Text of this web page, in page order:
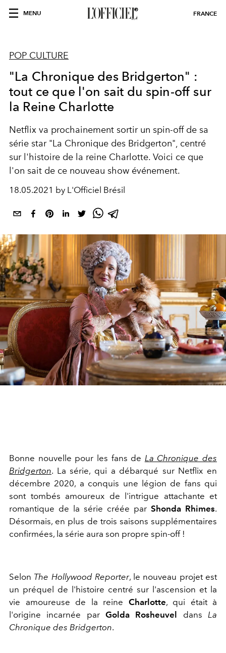
MENU FRANCE
POP CULTURE
"La Chronique des Bridgerton" :
tout ce que l'on sait du spin-off sur
la Reine Charlotte
Netflix va prochainement sortir un spin-off de sa
série star "La Chronique des Bridgerton", centré
sur l'histoire de la reine Charlotte. Voici ce que
l'on sait de ce nouveau show événement.
18.05.2021 by L'Officiel Brésil
Bonne nouvelle pour les fans de La Chronique des
Bridgerton. La série, qui a débarqué sur Netflix en
décembre 2020, a conquis une légion de fans qui
sont tombés amoureux de l'intrigue attachante et
romantique de la série créée par Shonda Rhimes.
Désormais, en plus de trois saisons supplémentaires
confirmées, la série aura son propre spin-off !
Selon The Hollywood Reporter, le nouveau projet est
un préquel de l'histoire centré sur l'ascension et la
vie amoureuse de la reine Charlotte, qui était à
l'origine incarnée par Golda Rosheuvel dansLa
Chronique des Bridgerton.